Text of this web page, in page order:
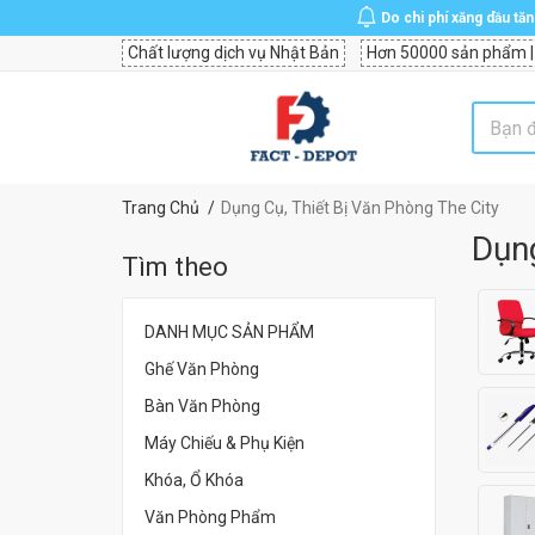
Do chi phí xăng dầu
Chất lượng dịch vụ Nhật Bản Hơn 50000 sản phẩm
Trang Chủ Dụng Cụ, Thiết Bị Văn Phòng The City
Tìm theo
DANH MỤC SẢN PHẨM
Ghế Văn Phòng
Bàn Văn Phòng
Máy Chiếu & Phụ Kiện
Khóa, Ổ Khóa
Văn Phòng Phẩm